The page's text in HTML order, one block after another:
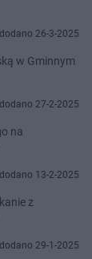
dodano 26-3-2025
w Gminnym
dodano 27-2-2025
na
dodano 13-2-2025
z
dodano 29-1-2025